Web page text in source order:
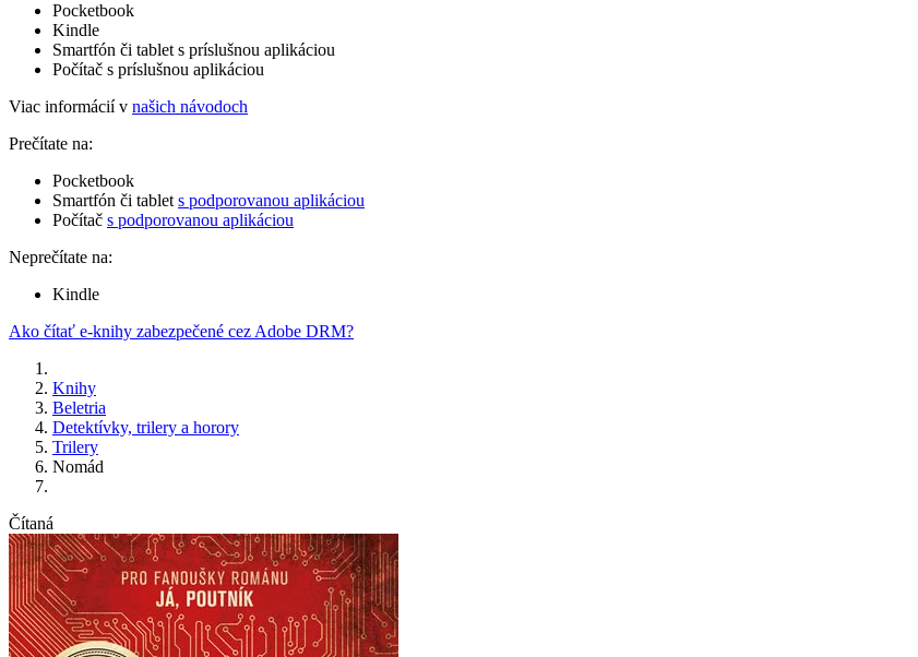
Pocketbook
Kindle
Smartfón či tablet s príslušnou aplikáciou
Počítač s príslušnou aplikáciou
Viac informácií v našich návodoch
Prečítate na:
Pocketbook
Smartfón či tablet s podporovanou aplikáciou
Počítač s podporovanou aplikáciou
Neprečítate na:
Kindle
Ako čítať e-knihy zabezpečené cez Adobe DRM?
Knihy
Beletria
Detektívky, trilery a horory
Trilery
Nomád
Čítaná